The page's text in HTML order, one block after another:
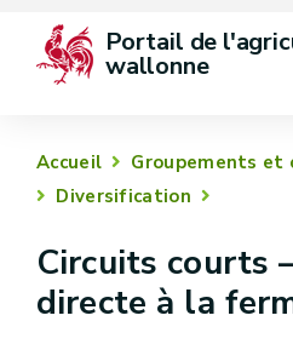
Portail de
wallonne
Accueil
Groupements et
Diversification
Circuits courts
directe à la